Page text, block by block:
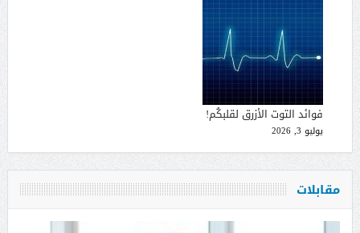
فوائد التوت الأزرق لقلبكُم!
يوليو 3, 2026
مقابلات